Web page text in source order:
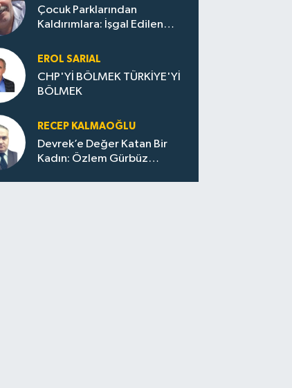
Çocuk Parklarından
Kaldırımlara: İşgal Edilen
Evler Çöp Dolu
EROL SARIAL
CHP'Yİ BÖLMEK TÜRKİYE'Yİ
BÖLMEK
RECEP KALMAOĞLU
Devrek’e Değer Katan Bir
Kadın: Özlem Gürbüz